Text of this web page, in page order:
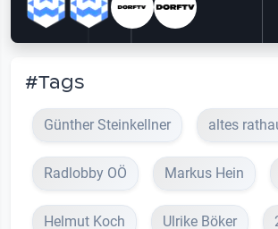
#Tags
Günther Steinkellner altes
Radlobby OÖ Markus Hein
Helmut Koch Ulrike Böker